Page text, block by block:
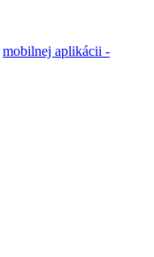
mobilnej aplikácii -